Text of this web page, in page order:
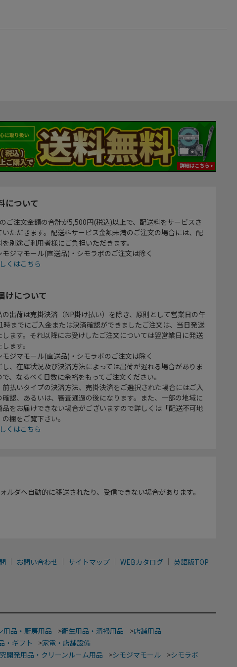
について
ご注文金額の合計が5,500円(税込)以上で、配送料をサービスさ
いただきます。配送料サービス金額未満のご注文の場合には、配
を別途ご利用者様にご負担いただきます。
ジマモール(直送品)・シモラボのご注文は除く
くはこちら
けについて
の出荷は売掛決済（NP掛け払い）を除き、原則として営業日の午
時までにご入金または決済確認ができましたご注文は、当日発送
します。それ以降にお受けしたご注文については翌営業日に発送
ます。
ジマモール(直送品)・シモラボのご注文は除く
し、在庫状況及び決済方法によっては出荷が遅れる場合がありま
で、なるべく日数に余裕をもってご注文ください。
前払いタイプの決済方法、売掛決済をご選択された場合にはご入
確認、あるいは、審査通過の後になります。また、一部の地域に
品をお届けできない場合がございますので詳しくは「配送不可地
欄をご覧下さい。
くはこちら
ダへ自動的に移送されたり、受信できない場合があります。
お問い合わせ サイトマップ WEBカタログ 英語版TOP
用品・厨房用品 >衛生用品・清掃用品 >店舗用品
・ギフト >家電・店舗設備
開発用品・クリーンルーム用品 >シモジマモール >シモラボ